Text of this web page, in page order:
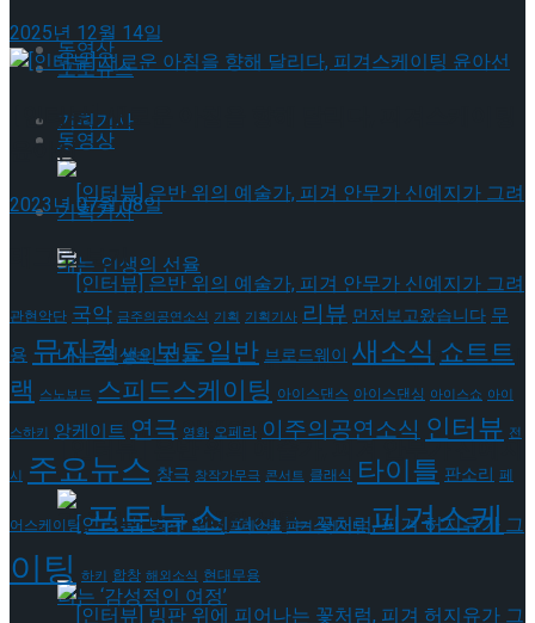
동영상
기획기사
[인터뷰] 은반 위의 예술가, 피겨 안무가 신예지
가 그려내는 인생의 선율
포토뉴스
동영상
기획기사
[인터뷰] 은반 위의 예술가, 피겨 안무가 신예지
가 그려내는 인생의 선율
2025년 12월 14일
[인터뷰] 새로운 아침을 향해 달리다, 피겨스케이팅
윤아선
2023년 07월 08일
태그로 보기
관현악단 국악 금주의공연소식 기획 기획기사 리뷰 먼저보고왔습니다 무
용 뮤지컬 발레 보도일반 브로드웨이 새소식쇼트트
랙 스노보드 스피드스케이팅 아이스댄스 아이스댄싱 아이스쇼 아이
스하키 앙케이트 연극 영화 오페라 이주의공연소식 인터뷰 전
시 주요뉴스 창극 창작가무극 콘서트 클래식 타이틀 판소리 페
어스케이팅 포토뉴스 프레스콜 피겨스케이티 피겨스케
이팅 하키 합창 해외소식 현대무용